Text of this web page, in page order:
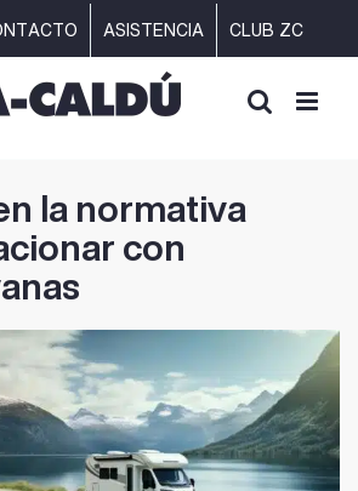
ASISTENCIA CLUB ZC
la normativa
con